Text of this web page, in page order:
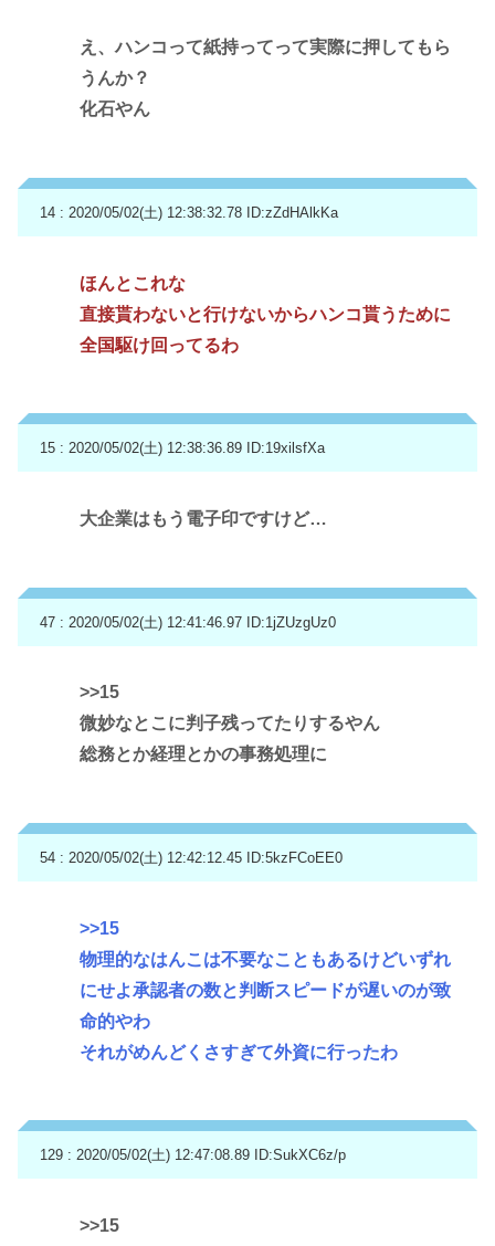
え、ハンコって紙持ってって実際に押してもら
うんか？
化石やん
14 : 2020/05/02(土) 12:38:32.78 ID:zZdHAlkKa
ほんとこれな
直接貰わないと行けないからハンコ貰うために
全国駆け回ってるわ
15 : 2020/05/02(土) 12:38:36.89 ID:19xilsfXa
大企業はもう電子印ですけど…
47 : 2020/05/02(土) 12:41:46.97 ID:1jZUzgUz0
>>15
微妙なとこに判子残ってたりするやん
総務とか経理とかの事務処理に
54 : 2020/05/02(土) 12:42:12.45 ID:5kzFCoEE0
>>15
物理的なはんこは不要なこともあるけどいずれ
にせよ承認者の数と判断スピードが遅いのが致
命的やわ
それがめんどくさすぎて外資に行ったわ
129 : 2020/05/02(土) 12:47:08.89 ID:SukXC6z/p
>>15